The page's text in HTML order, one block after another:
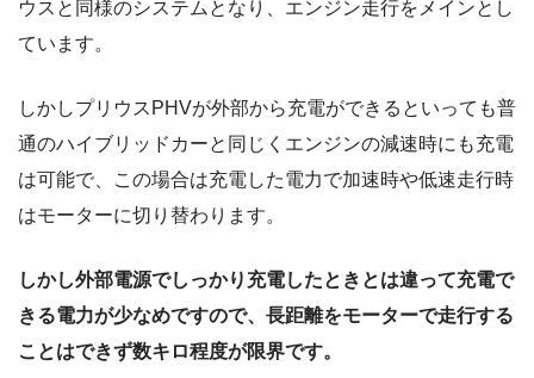
ウスと同様のシステムとなり、エンジン走行をメインとし
ています。
しかしプリウスPHVが外部から充電ができるといっても普
通のハイブリッドカーと同じくエンジンの減速時にも充電
は可能で、この場合は充電した電力で加速時や低速走行時
はモーターに切り替わります。
しかし外部電源でしっかり充電したときとは違って充電で
きる電力が少なめですので、長距離をモーターで走行する
ことはできず数キロ程度が限界です。